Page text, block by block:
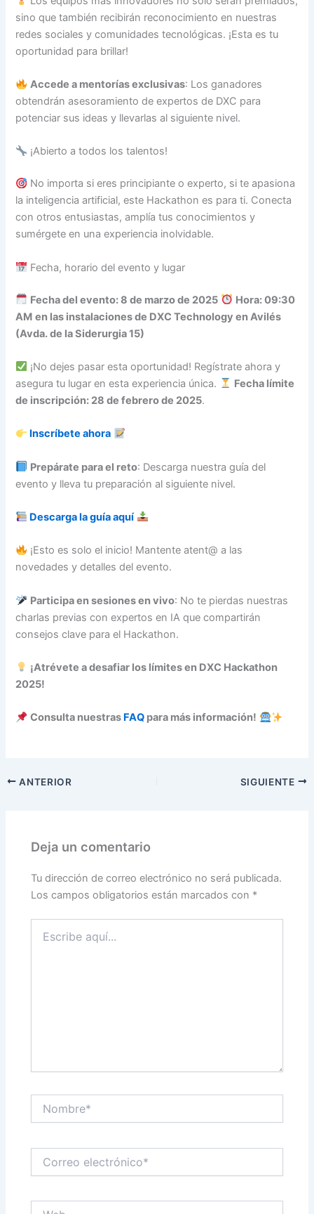
sino que también recibirán reconocimiento en nuestras
redes sociales y comunidades tecnológicas. ¡Esta es tu
oportunidad para brillar!
Accede a mentorías exclusivas: Los ganadores
obtendrán asesoramiento de expertos de DXC para
potenciar sus ideas y llevarlas al siguiente nivel.
¡Abierto a todos los talentos!
No importa si eres principiante o experto, si te apasiona
la inteligencia artificial, este Hackathon es para ti. Conecta
con otros entusiastas, amplía tus conocimientos y
sumérgete en una experiencia inolvidable.
Fecha, horario del evento y lugar
Fecha del evento: 8 de marzo de 2025
Hora: 09:30
AM en las instalaciones de DXC Technology en Avilés
(Avda. de la Siderurgia 15)
¡No dejes pasar esta oportunidad! Regístrate ahora y
asegura tu lugar en esta experiencia única.
Fecha límite
de inscripción: 28 de febrero de 2025.
Inscríbete ahora
Prepárate para el reto: Descarga nuestra guía del
evento y lleva tu preparación al siguiente nivel.
Descarga la guía aquí
¡Esto es solo el inicio! Mantente atent@ a las
novedades y detalles del evento.
Participa en sesiones en vivo: No te pierdas nuestras
charlas previas con expertos en IA que compartirán
consejos clave para el Hackathon.
¡Atrévete a desafiar los límites en DXC Hackathon
2025!
Consulta nuestras FAQ para más información!
ANTERIOR SIGUIENTE
Deja un comentario
Tu dirección de correo electrónico no será publicada.
Los campos obligatorios están marcados con *
aquí...
electrónico*